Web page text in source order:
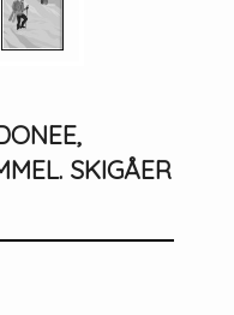
SKIGÅER